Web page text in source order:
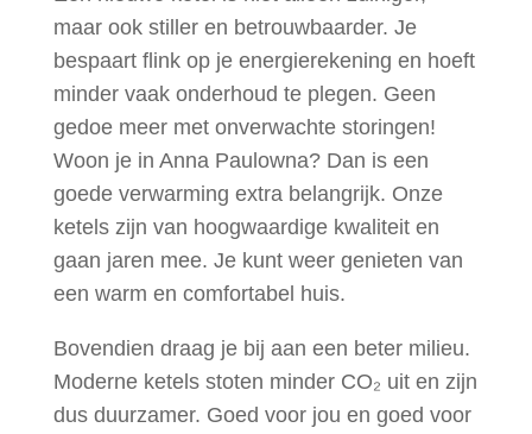
maar ook stiller en betrouwbaarder. Je
bespaart flink op je energierekening en hoeft
minder vaak onderhoud te plegen. Geen
gedoe meer met onverwachte storingen!
Woon je in Anna Paulowna? Dan is een
goede verwarming extra belangrijk. Onze
ketels zijn van hoogwaardige kwaliteit en
gaan jaren mee. Je kunt weer genieten van
een warm en comfortabel huis.
Bovendien draag je bij aan een beter milieu.
Moderne ketels stoten minder CO₂ uit en zijn
dus duurzamer. Goed voor jou en goed voor